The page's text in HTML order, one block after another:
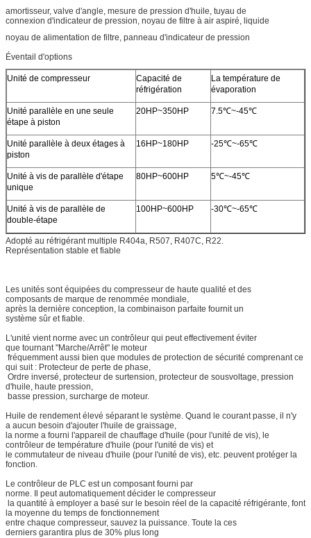
amortisseur, valve d'angle, mesure de pression d'huile, tuyau de
connexion d'indicateur de pression, noyau de filtre à air aspiré, liquide
noyau de alimentation de filtre, panneau d'indicateur de pression
Éventail d'options
Unité de compresseur
Capacité de
réfrigération
La température de
évaporation
Unité parallèle en une seule
étape à piston
20HP~350HP 7.5℃~-45℃
Unité parallèle à deux étages à
piston
16HP~180HP -25℃~-65℃
Unité à vis de parallèle d'étape
unique
80HP~600HP 5℃~-45℃
Unité à vis de parallèle de
double-étape
100HP~600HP -30℃~-65℃
Adopté au réfrigérant multiple R404a, R507, R407C, R22.
Représentation stable et fiable
Les unités sont équipées du compresseur de haute qualité et des
composants de marque de renommée mondiale,
après la dernière conception, la combinaison parfaite fournit un
système sûr et fiable.
L'unité vient norme avec un contrôleur qui peut effectivement éviter
que tournant "Marche/Arrêt" le moteur
fréquemment aussi bien que modules de protection de sécurité comprenant ce
qui suit : Protecteur de perte de phase,
Ordre inversé, protecteur de surtension, protecteur de sousvoltage, pression
d'huile, haute pression,
basse pression, surcharge de moteur.
Huile de rendement élevé séparant le système. Quand le courant passe, il n'y
a aucun besoin d'ajouter l'huile de graissage,
la norme a fourni l'appareil de chauffage d'huile (pour l'unité de vis), le
contrôleur de température d'huile (pour l'unité de vis) et
le commutateur de niveau d'huile (pour l'unité de vis), etc. peuvent protéger la
fonction.
Le contrôleur de PLC est un composant fourni par
norme. Il peut automatiquement décider le compresseur
la quantité à employer a basé sur le besoin réel de la capacité réfrigérante, font
la moyenne du temps de fonctionnement
entre chaque compresseur, sauvez la puissance. Toute la ces
derniers garantira plus de 30% plus long